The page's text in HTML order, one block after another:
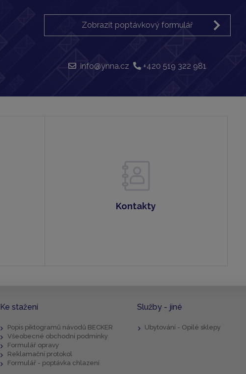
Zobrazit poptávkový formulář
info@ynna.cz +420 519 322 981
Kontakty
Ke stažení
Popis piktogramů návodů BECKER
Všeobecné obchodní podmínky
Formulář opravy
Reklamační protokol
Formulář - poptávka chlazení
Služby - jiné
Ubytování - Opilé sklepy